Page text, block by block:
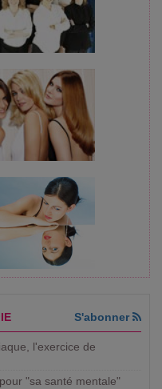
S'abonner
l'exercice de
"sa santé mentale"